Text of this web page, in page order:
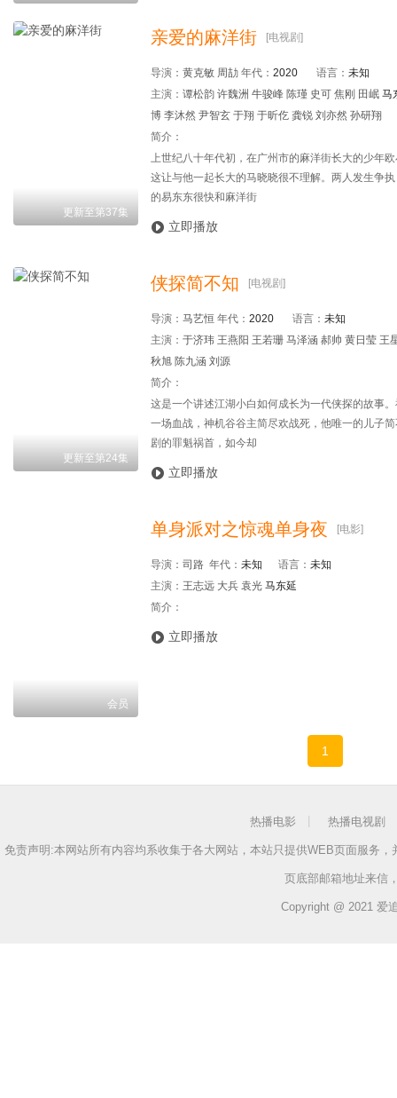
更新至第37集
亲爱的麻洋街 [电视剧]
导演： 黄克敏 周劼 年代： 2020 语言： 未知
主演： 谭松韵 许魏洲 牛骏峰 陈瑾 史可 焦刚 田岷 马
博 李沐然 尹智玄 于翔 于昕仡 龚锐 刘亦然 孙研翔
简介：
上世纪八十年代初，在广州市的麻洋街长大的少年
这让与他一起长大的马晓晓很不理解。两人发生争
的易东东很快和麻洋街
 立即播放
更新至第24集
侠探简不知 [电视剧]
导演： 马艺恒 年代： 2020 语言： 未知
主演： 于济玮 王燕阳 王若珊 马泽涵 郝帅 黄日莹 王
秋旭 陈九涵 刘源
简介：
这是一个讲述江湖小白如何成长为一代侠探的故事
一场血战，神机谷谷主简尽欢战死，他唯一的儿子
剧的罪魁祸首，如今却
 立即播放
会员
单身派对之惊魂单身夜 [电影]
导演： 司路 年代： 未知 语言： 未知
主演： 王志远 大兵 袁光 马东延
简介：
 立即播放
1
热播电影 热播电视剧
免责声明:本网站所有内容均系收集于各大网站，本站只提供WEB页面服务
页底部邮箱地址来信
Copyright @ 2021 爱